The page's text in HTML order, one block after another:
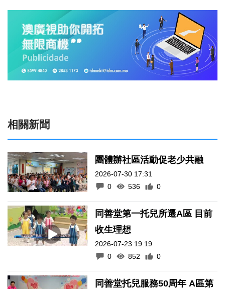
相關新聞
團體辦社區活動促老少共融
2026-07-30 17:31
0
536 0
同善堂第一托兒所遷A區 目前
收生理想
2026-07-23 19:19
0
852 0
同善堂托兒服務50周年 A區第